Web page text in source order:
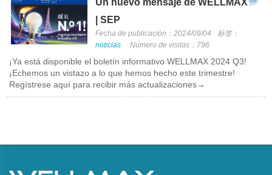
Un nuevo mensaje de WELLMAX
| SEP
Fecha de publicación：2024/09/04
标签：
noticias
Número de visitas：796
¡Ya está disponible el boletín informativo WELLMAX 2024 Q3!
¡Echemos un vistazo a lo que hemos hecho este trimestre!
Regístrese aquí para recibir más actualizaciones→